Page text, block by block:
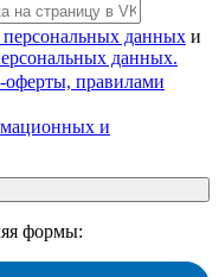
персональных данных и
данных.
оферты, правилами
и
формы: